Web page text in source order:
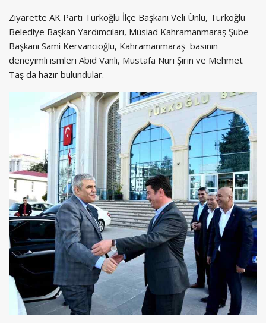
Ziyarette AK Parti Türkoğlu İlçe Başkanı Veli Ünlü, Türkoğlu
Belediye Başkan Yardımcıları, Müsiad Kahramanmaraş Şube
Başkanı Sami Kervancıoğlu, Kahramanmaraş basının
deneyimli ismleri Abid Vanlı, Mustafa Nuri Şirin ve Mehmet
Taş da hazır bulundular.